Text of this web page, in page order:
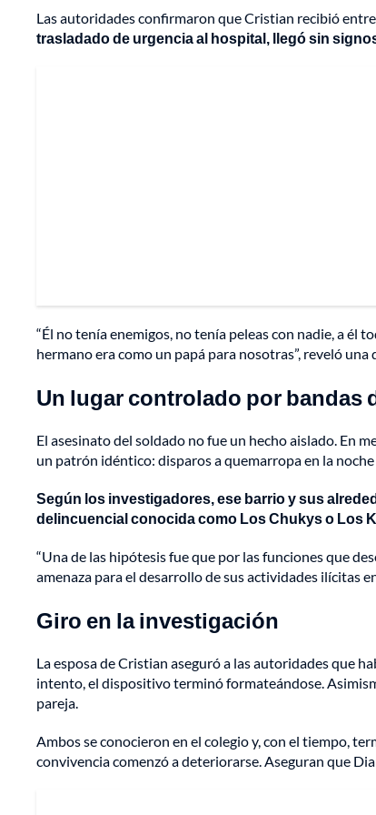
Las autoridades confirmaron que Cristian recibió
trasladado de urgencia al hospital, llegó sin
“Él no tenía enemigos, no tenía peleas con nadie, a él
hermano era como un papá para nosotras”, reveló una
Un lugar controlado por bandas
El asesinato del soldado no fue un hecho aislado. En
un patrón idéntico: disparos a quemarropa en la
Según los investigadores, ese barrio y sus
delincuencial conocida como Los Chukys o Los
“Una de las hipótesis fue que por las funciones que
amenaza para el desarrollo de sus actividades ilícitas
Giro en la investigación
La esposa de Cristian aseguró a las autoridades que
intento, el dispositivo terminó formateándose.
pareja.
Ambos se conocieron en el colegio y, con el tiempo,
convivencia comenzó a deteriorarse. Aseguran que